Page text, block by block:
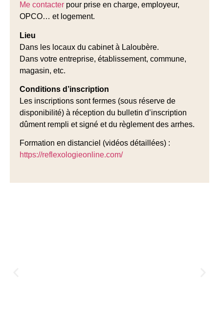
Me contacter pour prise en charge, employeur,
OPCO… et logement.
Lieu
Dans les locaux du cabinet à Laloubère.
Dans votre entreprise, établissement, commune,
magasin, etc.
Conditions d’inscription
Les inscriptions sont fermes (sous réserve de
disponibilité) à réception du bulletin d’inscription
dûment rempli et signé et du règlement des arrhes.
Formation en distanciel (vidéos détaillées) :
https://reflexologieonline.com/